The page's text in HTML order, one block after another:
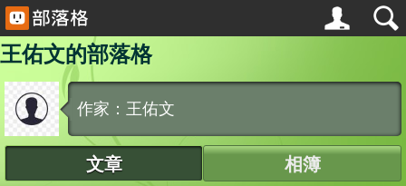
王佑文的部落格
作家：王佑文
文章 相簿